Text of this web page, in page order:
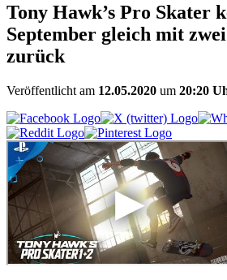
Tony Hawk’s Pro Skater
September gleich mit
zurück
Veröffentlicht am 12.05.2020 um 20:20